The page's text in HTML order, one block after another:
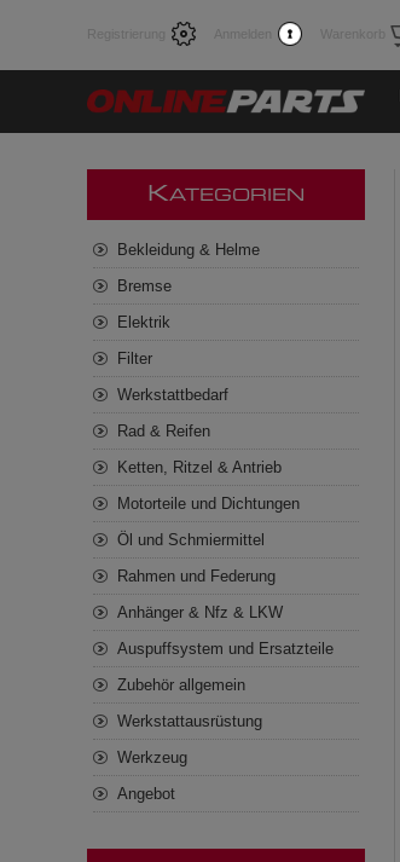
Registrierung Anmelden Warenkorb
KATEGORIEN
Bekleidung & Helme
Bremse
Elektrik
Filter
Werkstattbedarf
Rad & Reifen
Ketten, Ritzel & Antrieb
Motorteile und Dichtungen
Öl und Schmiermittel
Rahmen und Federung
Anhänger & Nfz & LKW
Auspuffsystem und Ersatzteile
Zubehör allgemein
Werkstattausrüstung
Werkzeug
Angebot